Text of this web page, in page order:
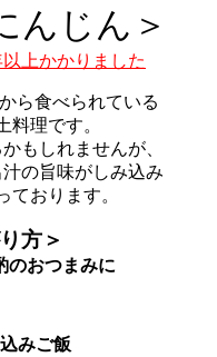
んじん＞
上かかりました
ら食べられている
料理です。
もしれませんが、
の旨味がしみ込み
ております。
方＞
のおつまみに
みご飯